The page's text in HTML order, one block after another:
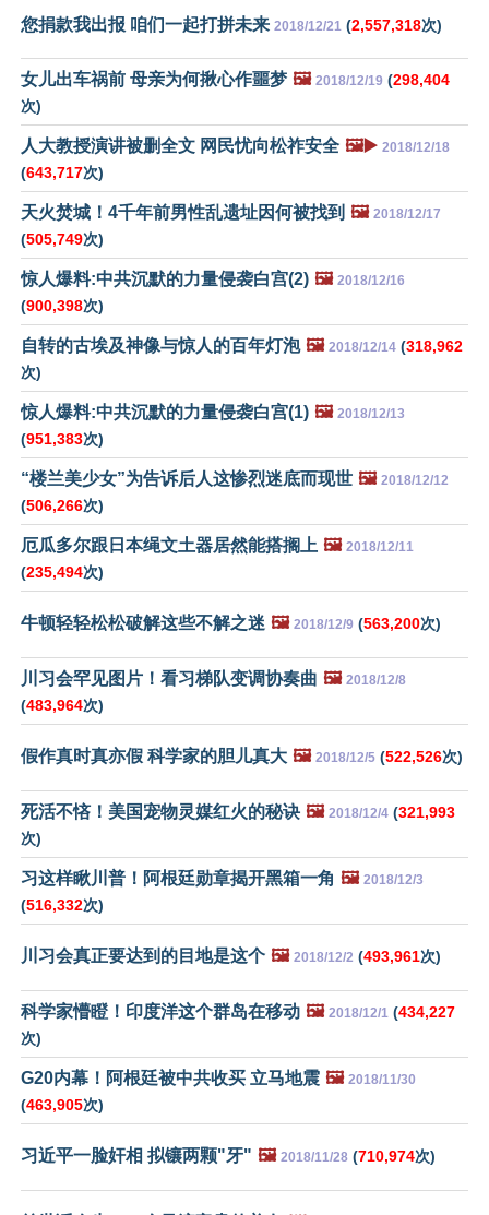
您捐款我出报 咱们一起打拼未来 2018/12/21 (2,557,318次)
女儿出车祸前 母亲为何揪心作噩梦 🖼️ 2018/12/19 (298,404
次)
人大教授演讲被删全文 网民忧向松祚安全 🖼️▶️ 2018/12/18
(643,717次)
天火焚城！4千年前男性乱遗址因何被找到 🖼️ 2018/12/17
(505,749次)
惊人爆料:中共沉默的力量侵袭白宫(2) 🖼️ 2018/12/16
(900,398次)
自转的古埃及神像与惊人的百年灯泡 🖼️ 2018/12/14 (318,962
次)
惊人爆料:中共沉默的力量侵袭白宫(1) 🖼️ 2018/12/13
(951,383次)
“楼兰美少女”为告诉后人这惨烈迷底而现世 🖼️ 2018/12/12
(506,266次)
厄瓜多尔跟日本绳文土器居然能搭搁上 🖼️ 2018/12/11
(235,494次)
牛顿轻轻松松破解这些不解之迷 🖼️ 2018/12/9 (563,200次)
川习会罕见图片！看习梯队变调协奏曲 🖼️ 2018/12/8
(483,964次)
假作真时真亦假 科学家的胆儿真大 🖼️ 2018/12/5 (522,526次)
死活不悋！美国宠物灵媒红火的秘诀 🖼️ 2018/12/4 (321,993
次)
习这样瞅川普！阿根廷勋章揭开黑箱一角 🖼️ 2018/12/3
(516,332次)
川习会真正要达到的目地是这个 🖼️ 2018/12/2 (493,961次)
科学家懵瞪！印度洋这个群岛在移动 🖼️ 2018/12/1 (434,227
次)
G20内幕！阿根廷被中共收买 立马地震 🖼️ 2018/11/30
(463,905次)
习近平一脸奸相 拟镶两颗"牙" 🖼️ 2018/11/28 (710,974次)